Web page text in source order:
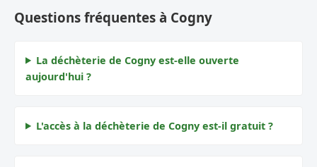
Questions fréquentes à Cogny
La déchèterie de Cogny est-elle ouverte
aujourd'hui ?
L'accès à la déchèterie de Cogny est-il gratuit ?